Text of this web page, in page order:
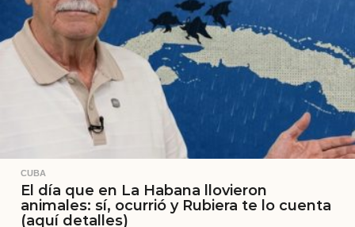
CUBA
El día que en La Habana llovieron
animales: sí, ocurrió y Rubiera te lo cuenta
(aquí detalles)